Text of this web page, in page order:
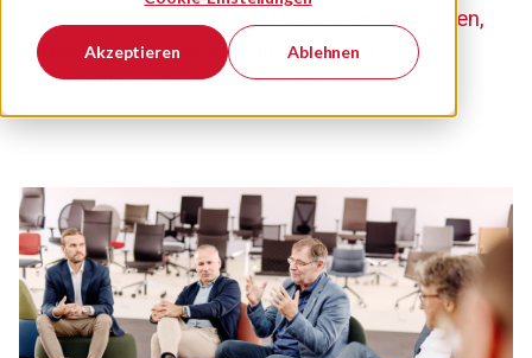
Akzeptieren Ablehnen
unserem Netzwerk teilen Menschen ihr Wissen,
lernen voneinander und unterstützen sich
gegenseitig. Lassen Sie uns ins Gespräch
kommen.